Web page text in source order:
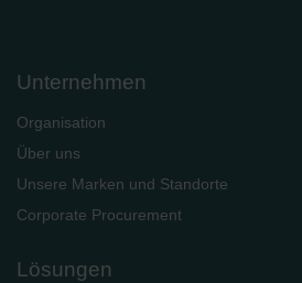
Unternehmen
Organisation
Über uns
Unsere Marken und Standorte
Corporate Procurement
Lösungen